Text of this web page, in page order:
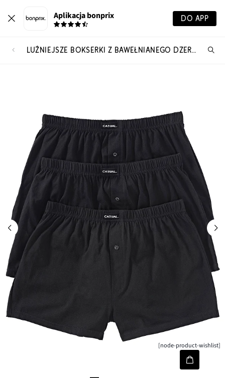
Aplikacja bonprix DO APP
LUŹNIEJSZE BOKSERKI Z BAWEŁNIANEGO DŻERSEJU (3 PARY)
[node-product-wishlist]